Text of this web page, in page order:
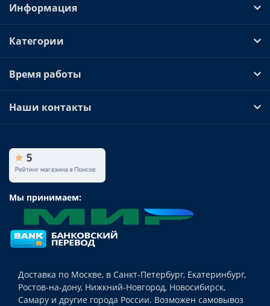
Информация
Категории
Время работы
Наши контакты
Мы принимаем:
Доставка по Москве, в Санкт-Петербург, Екатеринбург,
Ростов-на-дону, Нижкний-Новгород, Новосибирск,
Самару и другие города России. Возможен самовывоз